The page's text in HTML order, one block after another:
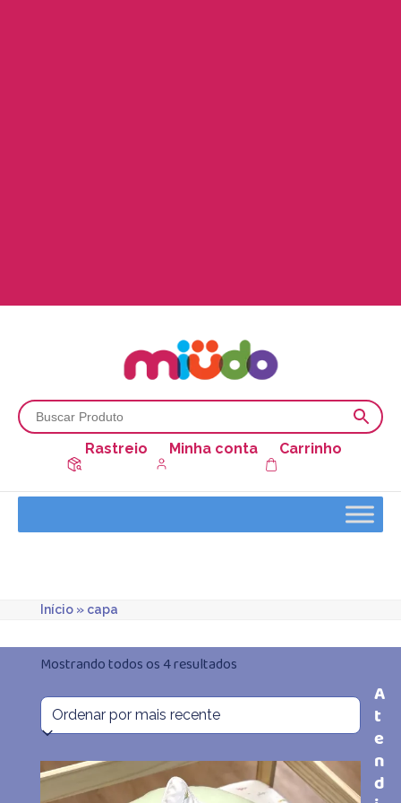
Rastreio Minha conta Carrinho
Início» capa
Mostrando todos os 4 resultadosClassificado
por
mais
recente
A
t
e
n
d